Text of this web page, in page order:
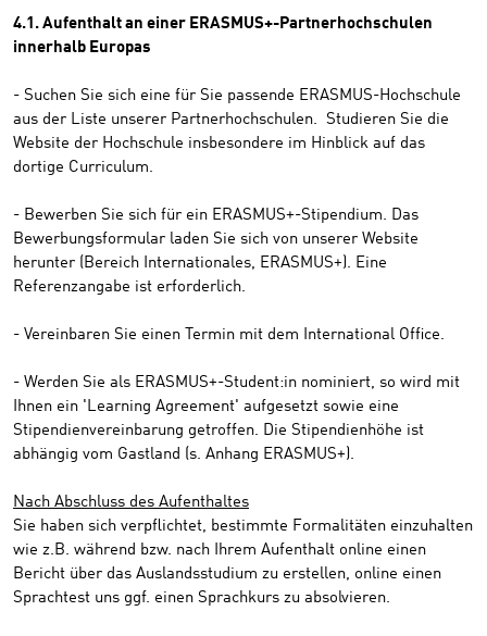
4.1. Aufenthalt an einer ERASMUS+-Partnerhochschulen
innerhalb Europas
- Suchen Sie sich eine für Sie passende ERASMUS-Hochschule
aus der Liste unserer Partnerhochschulen. Studieren Sie die
Website der Hochschule insbesondere im Hinblick auf das
dortige Curriculum.
- Bewerben Sie sich für ein ERASMUS+-Stipendium. Das
Bewerbungsformular laden Sie sich von unserer Website
herunter (Bereich Internationales, ERASMUS+). Eine
Referenzangabe ist erforderlich.
- Vereinbaren Sie einen Termin mit dem International Office.
- Werden Sie als ERASMUS+-Student:in nominiert, so wird mit
Ihnen ein 'Learning Agreement' aufgesetzt sowie eine
Stipendienvereinbarung getroffen. Die Stipendienhöhe ist
abhängig vom Gastland (s. Anhang ERASMUS+).
Nach Abschluss des Aufenthaltes
Sie haben sich verpflichtet, bestimmte Formalitäten einzuhalten
wie z.B. während bzw. nach Ihrem Aufenthalt online einen
Bericht über das Auslandsstudium zu erstellen, online einen
Sprachtest uns ggf. einen Sprachkurs zu absolvieren.